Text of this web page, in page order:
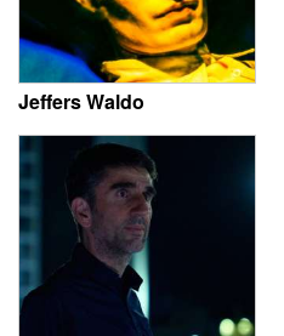
Jeffers Waldo